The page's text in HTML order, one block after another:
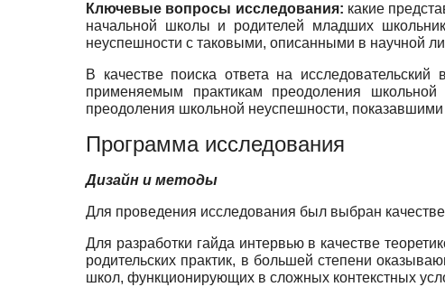
Ключевые вопросы исследования: какие
начальной школы и родителей младших
неуспешности с таковыми, описанными в научной
В качестве поиска ответа на
применяемым практикам преодоления
преодоления школьной неуспешности,
Программа исследования
Дизайн и методы
Для проведения исследования был выбран
Для разработки гайда интервью в качестве
родительских практик, в большей степени
школ, функционирующих в сложных контекстных